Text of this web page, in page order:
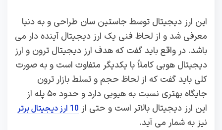
این ارز دیجیتال توسط جاستین سان طراحی و به دنیا
معرفی شد و از لحاظ فنی یک ارز دیجیتال آینده دار می
باشد. در واقع باید گفت که هدف ارز دیجیتال ترون و ارز
دیجیتال هوبی کاملاً با یکدیگر متفاوت است و به صورت
کلی باید گفت که از لحاظ حجم و تسلط بازار ترون
جایگاه بهتری نسبت به هیوبی دارد و حدود ۵۰ پله از
این ارز دیجیتال بالاتر است و حتی از 10 ارز دیجیتال برتر
نیز به شمار می آید.